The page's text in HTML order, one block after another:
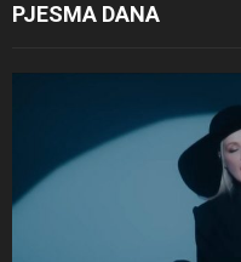
PJESMA DANA